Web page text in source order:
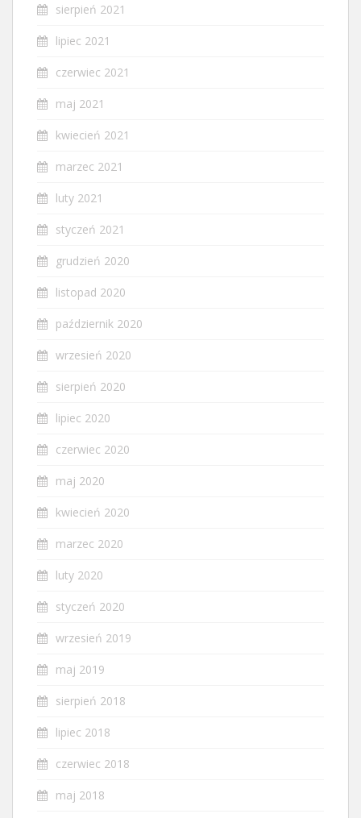
sierpień 2021
lipiec 2021
czerwiec 2021
maj 2021
kwiecień 2021
marzec 2021
luty 2021
styczeń 2021
grudzień 2020
listopad 2020
październik 2020
wrzesień 2020
sierpień 2020
lipiec 2020
czerwiec 2020
maj 2020
kwiecień 2020
marzec 2020
luty 2020
styczeń 2020
wrzesień 2019
maj 2019
sierpień 2018
lipiec 2018
czerwiec 2018
maj 2018